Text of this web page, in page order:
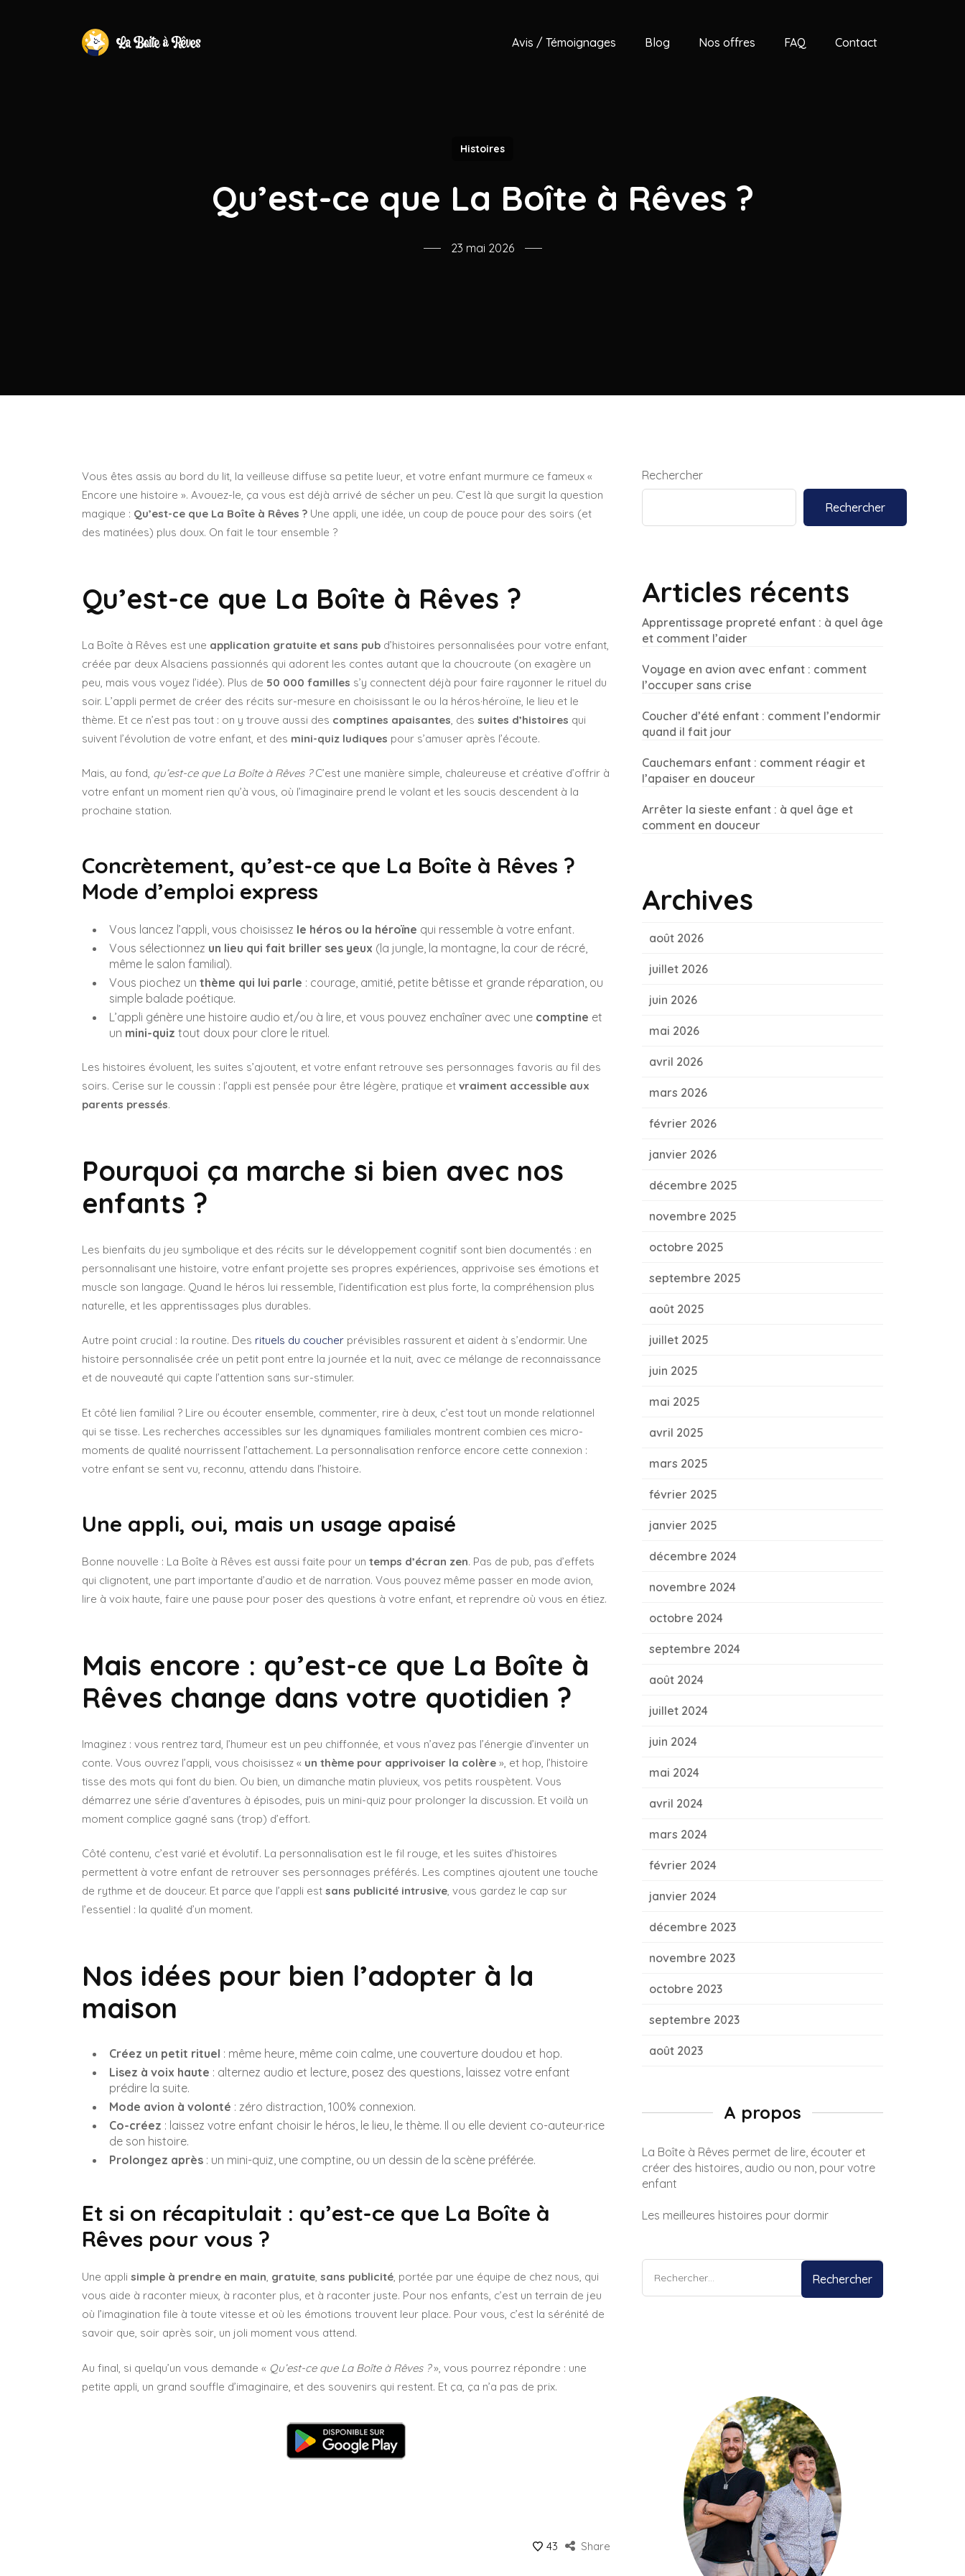
Avis / Témoignages Blog Nos offres FAQ Contact
Histoires
Qu’est-ce que La Boîte à Rêves ?
23 mai 2026
Vous êtes assis au bord du lit, la veilleuse diffuse sa petite lueur, et votre enfant murmure ce fameux «
Encore une histoire ». Avouez-le, ça vous est déjà arrivé de sécher un peu. C’est là que surgit la question
magique : Qu’est-ce que La Boîte à Rêves ? Une appli, une idée, un coup de pouce pour des soirs (et
des matinées) plus doux. On fait le tour ensemble ?
Qu’est-ce que La Boîte à Rêves ?
La Boîte à Rêves est une application gratuite et sans pub d’histoires personnalisées pour votre enfant,
créée par deux Alsaciens passionnés qui adorent les contes autant que la choucroute (on exagère un
peu, mais vous voyez l’idée). Plus de 50 000 familles s’y connectent déjà pour faire rayonner le rituel du
soir. L’appli permet de créer des récits sur-mesure en choisissant le ou la héros·héroïne, le lieu et le
thème. Et ce n’est pas tout : on y trouve aussi des comptines apaisantes , des suites d’histoires qui
suivent l’évolution de votre enfant, et des mini-quiz ludiques pour s’amuser après l’écoute.
Mais, au fond, qu’est-ce que La Boîte à Rêves ?C’est une manière simple, chaleureuse et créative d’offrir à
votre enfant un moment rien qu’à vous, où l’imaginaire prend le volant et les soucis descendent à la
prochaine station.
Concrètement, qu’est-ce que La Boîte à Rêves ?
Mode d’emploi express
Vous lancez l’appli, vous choisissez le héros ou la héroïne qui ressemble à votre enfant.
Vous sélectionnez un lieu qui fait briller ses yeux (la jungle, la montagne, la cour de récré,
même le salon familial).
Vous piochez un thème qui lui parle : courage, amitié, petite bêtisse et grande réparation, ou
simple balade poétique.
L’appli génère une histoire audio et/ou à lire, et vous pouvez enchaîner avec une comptine et
un mini-quiz tout doux pour clore le rituel.
Les histoires évoluent, les suites s’ajoutent, et votre enfant retrouve ses personnages favoris au fil des
soirs. Cerise sur le coussin : l’appli est pensée pour être légère, pratique et vraiment accessible aux
parents pressés.
Pourquoi ça marche si bien avec nos
enfants ?
Les bienfaits du jeu symbolique et des récits sur le développement cognitif sont bien documentés : en
personnalisant une histoire, votre enfant projette ses propres expériences, apprivoise ses émotions et
muscle son langage. Quand le héros lui ressemble, l’identification est plus forte, la compréhension plus
naturelle, et les apprentissages plus durables.
Autre point crucial : la routine. Des rituels du coucher prévisibles rassurent et aident à s’endormir. Une
histoire personnalisée crée un petit pont entre la journée et la nuit, avec ce mélange de reconnaissance
et de nouveauté qui capte l’attention sans sur-stimuler.
Et côté lien familial ? Lire ou écouter ensemble, commenter, rire à deux, c’est tout un monde relationnel
qui se tisse. Les recherches accessibles sur les dynamiques familiales montrent combien ces micro-
moments de qualité nourrissent l’attachement. La personnalisation renforce encore cette connexion :
votre enfant se sent vu, reconnu, attendu dans l’histoire.
Une appli, oui, mais un usage apaisé
Bonne nouvelle : La Boîte à Rêves est aussi faite pour un temps d’écran zen. Pas de pub, pas d’effets
qui clignotent, une part importante d’audio et de narration. Vous pouvez même passer en mode avion,
lire à voix haute, faire une pause pour poser des questions à votre enfant, et reprendre où vous en étiez.
Mais encore : qu’est-ce que La Boîte à
Rêves change dans votre quotidien ?
Imaginez : vous rentrez tard, l’humeur est un peu chiffonnée, et vous n’avez pas l’énergie d’inventer un
conte. Vous ouvrez l’appli, vous choisissez « un thème pour apprivoiser la colère », et hop, l’histoire
tisse des mots qui font du bien. Ou bien, un dimanche matin pluvieux, vos petits rouspètent. Vous
démarrez une série d’aventures à épisodes, puis un mini-quiz pour prolonger la discussion. Et voilà un
moment complice gagné sans (trop) d’effort.
Côté contenu, c’est varié et évolutif. La personnalisation est le fil rouge, et les suites d’histoires
permettent à votre enfant de retrouver ses personnages préférés. Les comptines ajoutent une touche
de rythme et de douceur. Et parce que l’appli est sans publicité intrusive, vous gardez le cap sur
l’essentiel : la qualité d’un moment.
Nos idées pour bien l’adopter à la
maison
Créez un petit rituel : même heure, même coin calme, une couverture doudou et hop.
Lisez à voix haute : alternez audio et lecture, posez des questions, laissez votre enfant
prédire la suite.
Mode avion à volonté : zéro distraction, 100% connexion.
Co-créez : laissez votre enfant choisir le héros, le lieu, le thème. Il ou elle devient co-auteur·rice
de son histoire.
Prolongez après : un mini-quiz, une comptine, ou un dessin de la scène préférée.
Et si on récapitulait : qu’est-ce que La Boîte à
Rêves pour vous ?
Une appli simple à prendre en main, gratuite, sans publicité, portée par une équipe de chez nous, qui
vous aide à raconter mieux, à raconter plus, et à raconter juste. Pour nos enfants, c’est un terrain de jeu
où l’imagination file à toute vitesse et où les émotions trouvent leur place. Pour vous, c’est la sérénité de
savoir que, soir après soir, un joli moment vous attend.
Au final, si quelqu’un vous demande « Qu’est-ce que La Boîte à Rêves ?», vous pourrez répondre : une
petite appli, un grand souffle d’imaginaire, et des souvenirs qui restent. Et ça, ça n’a pas de prix.
Share
43
Rechercher
Rechercher
Articles récents
Apprentissage propreté enfant : à quel âge
et comment l’aider
Voyage en avion avec enfant : comment
l’occuper sans crise
Coucher d’été enfant : comment l’endormir
quand il fait jour
Cauchemars enfant : comment réagir et
l’apaiser en douceur
Arrêter la sieste enfant : à quel âge et
comment en douceur
Archives
août 2026
juillet 2026
juin 2026
mai 2026
avril 2026
mars 2026
février 2026
janvier 2026
décembre 2025
novembre 2025
octobre 2025
septembre 2025
août 2025
juillet 2025
juin 2025
mai 2025
avril 2025
mars 2025
février 2025
janvier 2025
décembre 2024
novembre 2024
octobre 2024
septembre 2024
août 2024
juillet 2024
juin 2024
mai 2024
avril 2024
mars 2024
février 2024
janvier 2024
décembre 2023
novembre 2023
octobre 2023
septembre 2023
août 2023
A propos
La Boîte à Rêves permet de lire, écouter et
créer des histoires, audio ou non, pour votre
enfant
Les meilleures histoires pour dormir